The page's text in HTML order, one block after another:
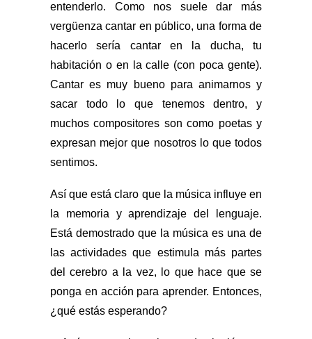
entenderlo. Como nos suele dar más
vergüenza cantar en público, una forma de
hacerlo sería cantar en la ducha, tu
habitación o en la calle (con poca gente).
Cantar es muy bueno para animarnos y
sacar todo lo que tenemos dentro, y
muchos compositores son como poetas y
expresan mejor que nosotros lo que todos
sentimos.
Así que está claro que la música influye en
la memoria y aprendizaje del lenguaje.
Está demostrado que la música es una de
las actividades que estimula más partes
del cerebro a la vez, lo que hace que se
ponga en acción para aprender. Entonces,
¿qué estás esperando?